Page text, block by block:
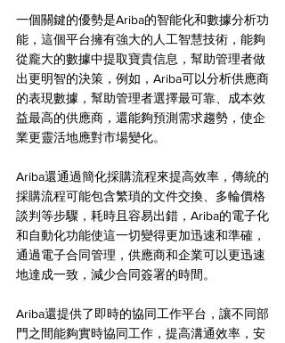
一個關鍵的優勢是Ariba的智能化和數據分析功
能，這個平台擁有強大的人工智慧技術，能夠
從龐大的數據中提取寶貴信息，幫助管理者做
出更明智的決策，例如，Ariba可以分析供應商
的表現數據，幫助管理者選擇最可靠、成本效
益最高的供應商，還能夠預測需求趨勢，使企
業更靈活地應對市場變化。
Ariba還通過簡化採購流程來提高效率，傳統的
採購流程可能包含繁瑣的文件交換、多輪價格
談判等步驟，耗時且容易出錯，Ariba的電子化
和自動化功能使這一切變得更加迅速和準確，
通過電子合同管理，供應商和企業可以更迅速
地達成一致，減少合同簽署的時間。
Ariba還提供了即時的協同工作平台，讓不同部
門之間能夠實時協同工作，提高溝通效率，安